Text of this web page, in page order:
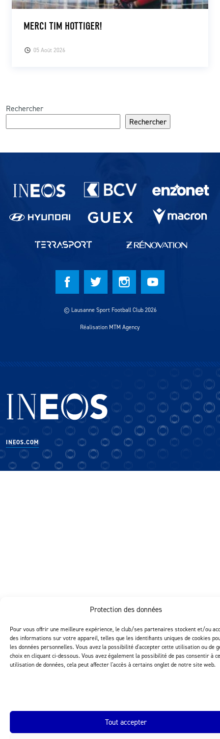
Protection des données
Pour vous offrir une meilleure expérience, le club/ses partenaires stockent et/ou
des informations sur votre appareil, telles que les identifiants uniques de cookies
les données personnelles. Vous avez la possibilité d'accepter cette utilisation ou de
choix en cliquant ci-dessous. Vous avez également la possibilité de pas consentir à
utilisation de données, cela peut affecter l'accès à certains onglet de notre site web.
Tout accepter
05 Août 2026
MERCI TIM HOTTIGER!
Rechercher
Rechercher
Partenaires du lausanne-Sport
© Lausanne Sport Football Club 2026
Réalisation MTM Agency
INEOS.COM